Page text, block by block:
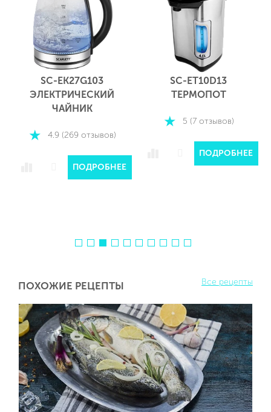
SC-EK27G103
ЭЛЕКТРИЧЕСКИЙ
ЧАЙНИК
4.9 (269 отзывов)
ПОДРОБНЕЕ
SC-ET10D13
ТЕРМОПОТ
5 (7 отзывов)
ПОДРОБНЕЕ
ПОХОЖИЕ РЕЦЕПТЫ Все рецепты